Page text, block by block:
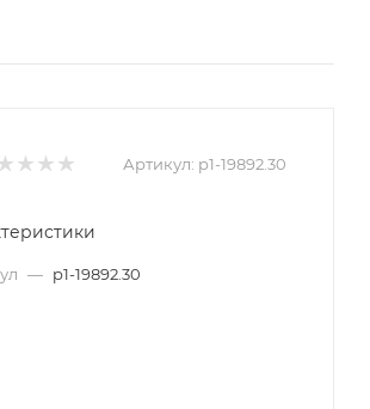
Артикул: p1-19892.30
— p1-19892.30